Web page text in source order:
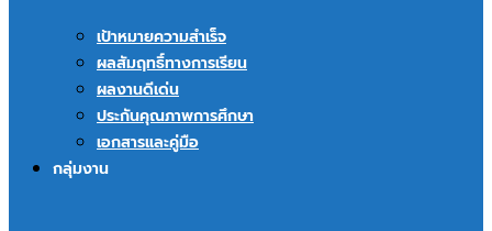
เป้าหมายความสำเร็จ
ผลสัมฤทธิ์ทางการเรียน
ผลงานดีเด่น
ประกันคุณภาพการศึกษา
เอกสารและคู่มือ
กลุ่มงาน